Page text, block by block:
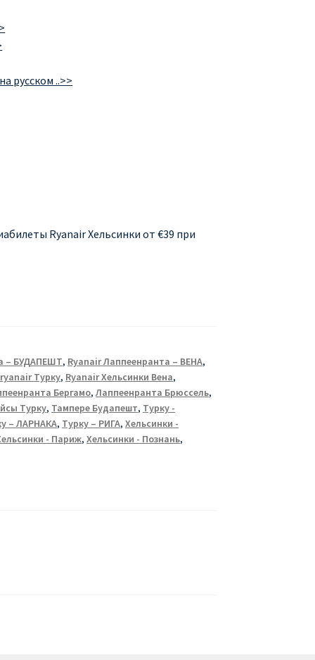
русском ..>>
Ryanair Хельсинки от €39 при
– БУДАПЕШТ, Ryanair Лаппеенранта – ВЕНА,
ryanair Турку, Ryanair Хельсинки Вена,
Бергамо,Лаппеенранта Брюссель,
Турку, Тампере Будапешт, Турку -
– ЛАРНАКА, Турку – РИГА,Хельсинки -
- Париж,Хельсинки - Познань,